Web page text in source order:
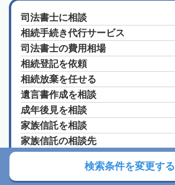
司法書士に相談
相続手続き代行サービス
司法書士の費用相場
相続登記を依頼
相続放棄を任せる
遺言書作成を相談
成年後見を相談
家族信託を相談
家族信託の相談先
検索条件を変更する